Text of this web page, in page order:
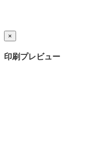
×
印刷プレビュー